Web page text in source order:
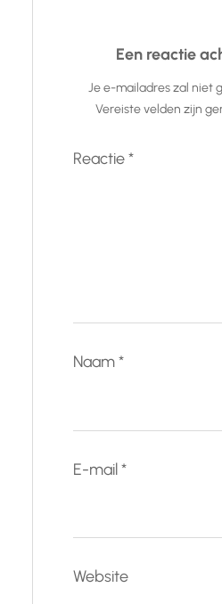
Een reactie
Je e-mailadres zal niet
Vereiste velden zijn
Reactie*
Naam*
E-mail*
Website